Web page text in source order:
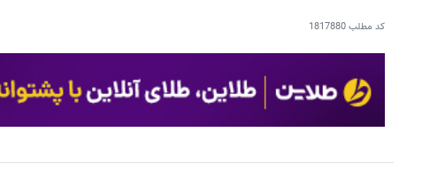
کد مطلب1817880